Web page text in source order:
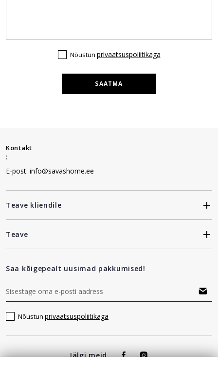
Nõustun privaatsuspoliitikaga
SAATMA
Kontakt
:
E-post: info@savashome.ee
Teave kliendile
Teave
Saa kõigepealt uusimad pakkumised!
Nõustun privaatsuspoliitikaga
Jälgi meid